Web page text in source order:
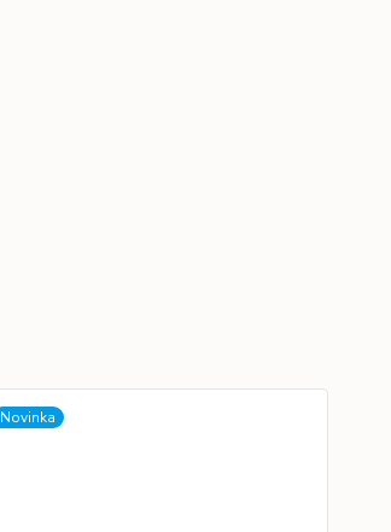
Novinka